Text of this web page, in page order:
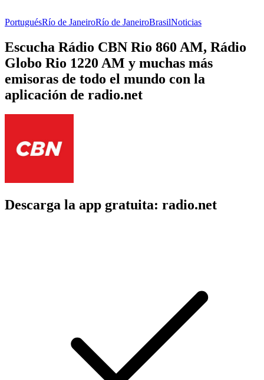
PortuguésRío de JaneiroRío de JaneiroBrasilNoticias
Escucha Rádio CBN Rio 860 AM, Rádio
Globo Rio 1220 AM y muchas más
emisoras de todo el mundo con la
aplicación de radio.net
Descarga la app gratuita: radio.net